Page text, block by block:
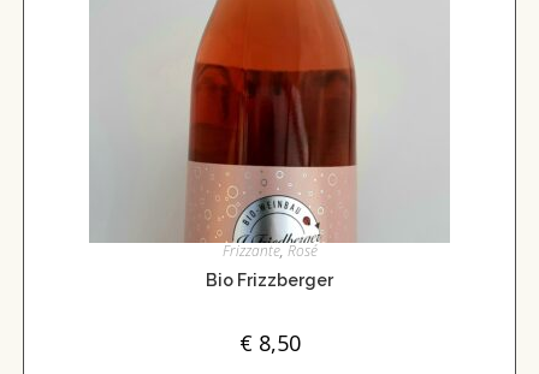
Frizzante, Rosé
Bio Frizzberger
€8,50